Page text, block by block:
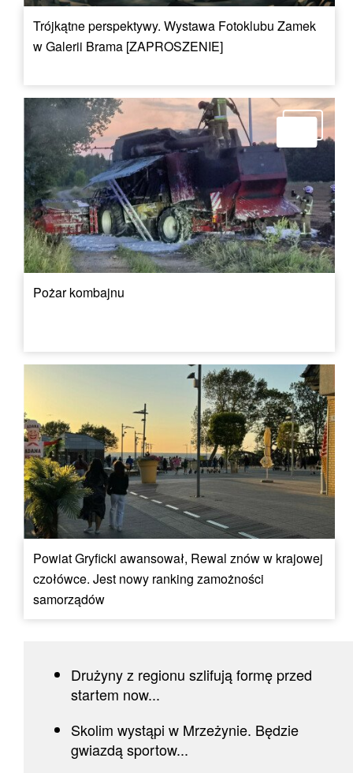
Trójkątne perspektywy. Wystawa Fotoklubu Zamek
w Galerii Brama [ZAPROSZENIE]
Pożar kombajnu
Powiat Gryficki awansował, Rewal znów w krajowej
czołówce. Jest nowy ranking zamożności
samorządów
Drużyny z regionu szlifują formę przed
startem now...
Skolim wystąpi w Mrzeżynie. Będzie
gwiazdą sportow...